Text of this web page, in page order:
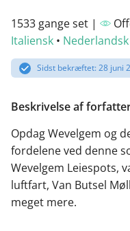
1533 gange set |
Italiensk • Nederlandsk
Sidst bekræftet: 28 juni
Beskrivelse af
Opdag Wevelgem og
fordelene ved denne
Wevelgem Leiespots,
luftfart, Van Butsel
meget mere.